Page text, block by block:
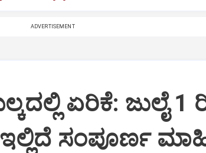
ADVERTISEMENT
ಏರಿಕೆ: ಜುಲೈ 1
ಸಂಪೂರ್ಣ